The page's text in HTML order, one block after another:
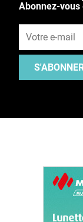
Abonnez-